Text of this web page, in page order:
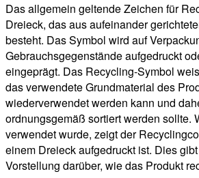
Das allgemein geltende Zeichen für
Dreieck, das aus aufeinander
besteht. Das Symbol wird auf
Gebrauchsgegenstände aufgedruckt
eingeprägt. Das Recycling-Symbol
das verwendete Grundmaterial des
wiederverwendet werden kann und
ordnungsgemäß sortiert werden sollte.
verwendet wurde, zeigt der
einem Dreieck aufgedruckt ist. Dies
Vorstellung darüber, wie das Produkt